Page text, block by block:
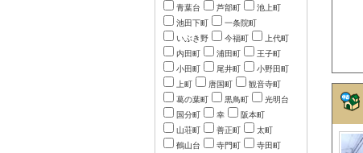
青葉台
芦部町
池上町
池田下町
一条院町
いぶき野
今福町
上代町
内田町
浦田町
王子町
小田町
尾井町
小野田町
上町
唐国町
観音寺町
葛の葉町
黒鳥町
光明台
国分町
幸
阪本町
山荘町
善正町
太町
鶴山台
寺門町
寺田町